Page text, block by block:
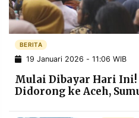
POLICY WARGA
INFORMASI
IKLAN
KIRIM
PENGADUAN TERM
OF
SERVICE
BERITA
19 Januari 2026 - 11:06 WIB
Mulai Dibayar Hari Ini!
Didorong ke Aceh,